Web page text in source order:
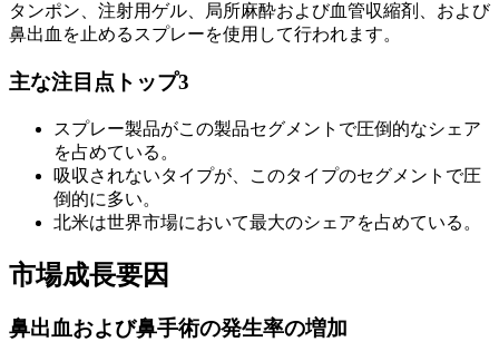
タンポン、注射用ゲル、局所麻酔および血管収縮剤、および
鼻出血を止めるスプレーを使用して行われます。
主な注目点トップ3
スプレー製品がこの製品セグメントで圧倒的なシェア
を占めている。
吸収されないタイプが、このタイプのセグメントで圧
倒的に多い。
北米は世界市場において最大のシェアを占めている。
市場成長要因
鼻出血および鼻手術の発生率の増加